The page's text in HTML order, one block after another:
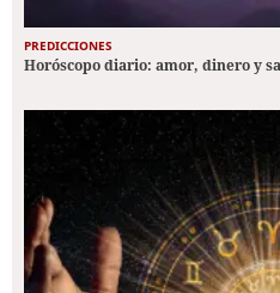
PREDICCIONES
Horóscopo diario: amor, dinero y